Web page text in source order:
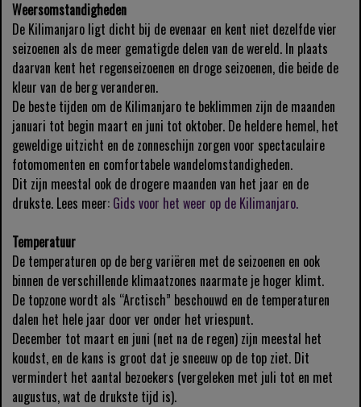
Weersomstandigheden
De Kilimanjaro ligt dicht bij de evenaar en kent niet dezelfde vier
seizoenen als de meer gematigde delen van de wereld. In plaats
daarvan kent het regenseizoenen en droge seizoenen, die beide de
kleur van de berg veranderen.
De beste tijden om de Kilimanjaro te beklimmen zijn de maanden
januari tot begin maart en juni tot oktober. De heldere hemel, het
geweldige uitzicht en de zonneschijn zorgen voor spectaculaire
fotomomenten en comfortabele wandelomstandigheden.
Dit zijn meestal ook de drogere maanden van het jaar en de
drukste. Lees meer: Gids voor het weer op de Kilimanjaro.
Temperatuur
De temperaturen op de berg variëren met de seizoenen en ook
binnen de verschillende klimaatzones naarmate je hoger klimt.
De topzone wordt als “Arctisch” beschouwd en de temperaturen
dalen het hele jaar door ver onder het vriespunt.
December tot maart en juni (net na de regen) zijn meestal het
koudst, en de kans is groot dat je sneeuw op de top ziet. Dit
vermindert het aantal bezoekers (vergeleken met juli tot en met
augustus, wat de drukste tijd is).